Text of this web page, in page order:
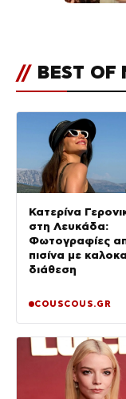
// BEST OF
Κατερίνα
στη Λευκάδα:
Φωτογραφίες
πισίνα με
διάθεση
COUSCOUS.GR